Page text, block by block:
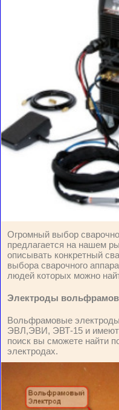
Огромный выбор
предлагается на нашем
описывать конкретный
выбора сварочного
людей которых можно
Электроды
Вольфрамовые
ЭВЛ,ЭВИ, ЭВТ-15 и имеют
поиск вы сможете найти
электродах.